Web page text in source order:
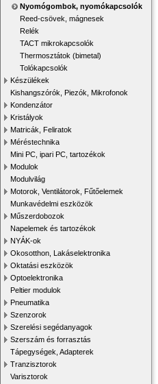
Nyomógombok, nyomókapcsolók
Reed-csövek, mágnesek
Relék
TACT mikrokapcsolók
Thermosztátok (bimetal)
Tolókapcsolók
Készülékek
Kishangszórók, Piezók, Mikrofonok
Kondenzátor
Kristályok
Matricák, Feliratok
Méréstechnika
Mini PC, ipari PC, tartozékok
Modulok
Modulvilág
Motorok, Ventilátorok, Fűtőelemek
Munkavédelmi eszközök
Műszerdobozok
Napelemek és tartozékok
NYÁK-ok
Okosotthon, Lakáselektronika
Oktatási eszközök
Optoelektronika
Peltier modulok
Pneumatika
Szenzorok
Szerelési segédanyagok
Szerszám és forrasztás
Tápegységek, Adapterek
Tranzisztorok
Varisztorok